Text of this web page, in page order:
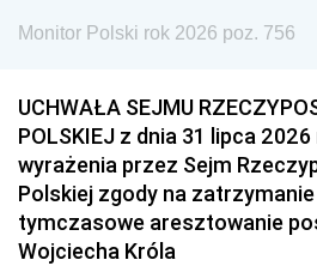
Monitor Polski rok 2026 poz. 756
UCHWAŁA SEJMU
POLSKIEJ z dnia 31 lipca
wyrażenia przez Sejm
Polskiej zgody na
tymczasowe aresztowanie
Wojciecha Króla